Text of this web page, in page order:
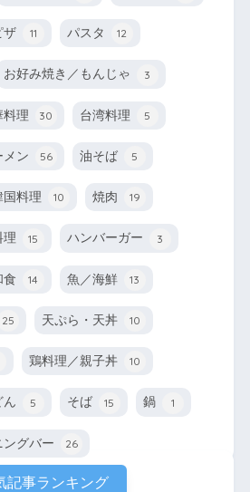
ザ 11 パスタ 12
お好み焼き／もんじゃ 3
料理 30 台湾料理 5
メン 56 油そば 5
国料理 10 焼肉 19
理 15 ハンバーガー 3
食 14 魚／海鮮 13
25 天ぷら・天丼 10
鶏料理／親子丼 10
ん 5 そば 15 鍋 1
ングバー 26
記事ランキング